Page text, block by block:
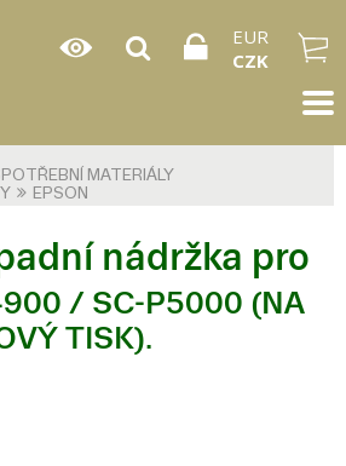
EUR
CZK
MATERIÁLY
EPSON
nádržka pro
/ SC-P5000 (NA
TISK).